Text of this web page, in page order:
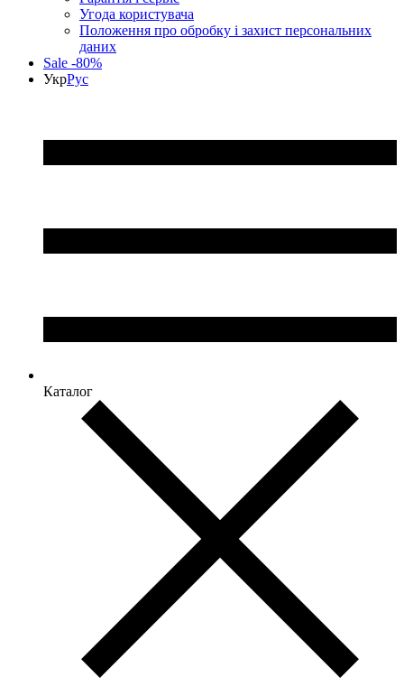
Угода користувача
Положення про обробку і захист персональних
даних
Sale -80%
УкрРус
Каталог